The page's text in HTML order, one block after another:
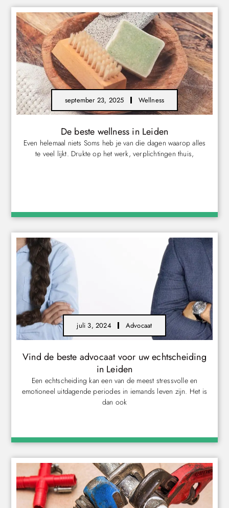
september 23, 2025 Wellness
De beste wellness in Leiden
Even helemaal niets Soms heb je van die dagen waarop alles
te veel lijkt. Drukte op het werk, verplichtingen thuis,
juli 3, 2024 Advocaat
Vind de beste advocaat voor uw echtscheiding
in Leiden
Een echtscheiding kan een van de meest stressvolle en
emotioneel uitdagende periodes in iemands leven zijn. Het is
dan ook